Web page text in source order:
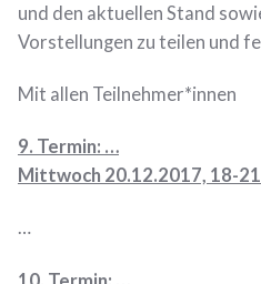
und den aktuellen Stand
Vorstellungen zu teilen und
Mit allen Teilnehmer*innen
9. Termin: …
Mittwoch 20.12.2017, 18-
…